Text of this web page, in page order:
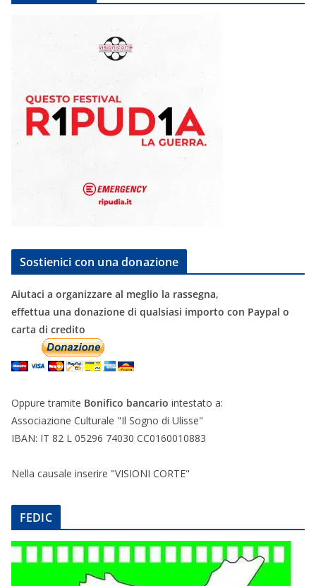
Sostienici con una donazione
Aiutaci a organizzare al meglio la rassegna,
effettua una donazione di qualsiasi importo con Paypal o
carta di credito
Oppure tramite Bonifico bancario intestato a:
Associazione Culturale "Il Sogno di Ulisse"
IBAN: IT 82 L 05296 74030 CC0160010883
Nella causale inserire "VISIONI CORTE"
FEDIC